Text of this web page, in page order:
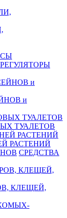
РЕГУЛЯТОРЫ
и
ТУАЛЕТОВ
РАСТЕНИЙ
СРЕДСТВА
КЛЕЩЕЙ,